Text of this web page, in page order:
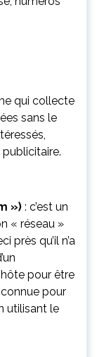
qui collecte
sans le
») : c’est un
« réseau »
près qu’il n’a
pour être
pour
utilisant le